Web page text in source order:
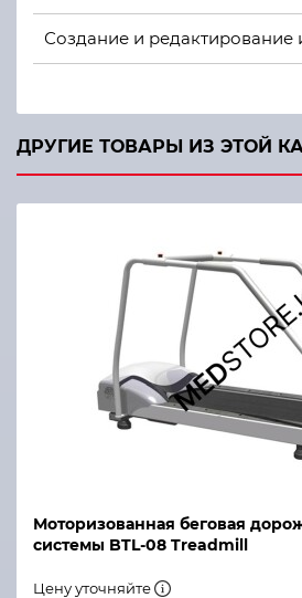
Создание и
ДРУГИЕ ТОВАРЫ ИЗ ЭТОЙ
Моторизованная беговая
системы BTL-08 Treadmill
Цену уточняйте